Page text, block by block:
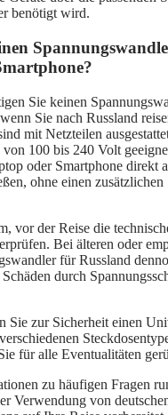
benötigt wird.
Sie keinen
Sie nach Russland
mit Netzteilen
von 100 bis 240 Volt
oder Smartphone direkt
ohne einen
vor der Reise die
Bei älteren oder
für Russland
durch
Sie zur Sicherheit einen
für alle Eventualitäten
zu häufigen Fragen
Verwendung von